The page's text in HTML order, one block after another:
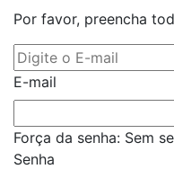
Por favor, preencha
E-mail
Força da senha: Sem
Senha